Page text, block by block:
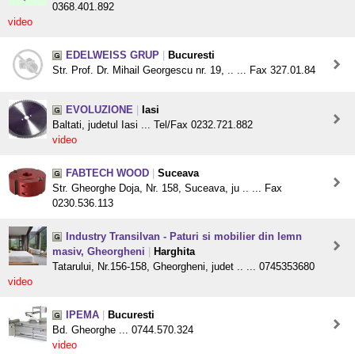
0368.401.892
video
EDELWEISS GRUP
Bucuresti
Str. Prof. Dr. Mihail Georgescu nr. 19, .. ... Fax 327.01.84
EVOLUZIONE
Iasi
Baltati, judetul Iasi ... Tel/Fax 0232.721.882
video
FABTECH WOOD
Suceava
Str. Gheorghe Doja, Nr. 158, Suceava, ju .. ... Fax
0230.536.113
Industry Transilvan - Paturi si mobilier din lemn
masiv, Gheorgheni
Harghita
Tatarului, Nr.156-158, Gheorgheni, judet .. ... 0745353680
video
IPEMA
Bucuresti
Bd. Gheorghe ... 0744.570.324
video